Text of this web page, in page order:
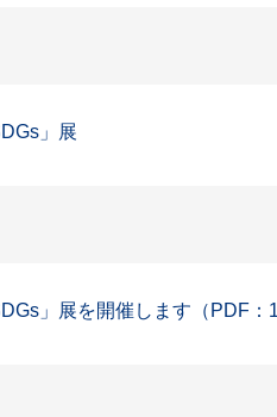
」展
」展を開催します（PDF：